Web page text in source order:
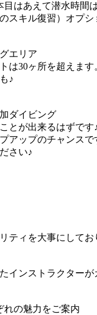
はあえて潜水時
スキル復習）オプシ
エリア
は30ヶ所を超えます
♪
ダイビング
とが出来るはずです
アップのチャンスで
さい♪
ティを大事にして
インストラクターが
れの魅力をご案内